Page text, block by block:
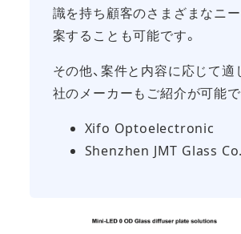
識を持ち顧客のさまざまなニ
案することも可能です。
その他、案件と内容に応じて適
社のメーカーもご紹介が可能で
Xifo Optoelectronic
Shenzhen JMT Glass